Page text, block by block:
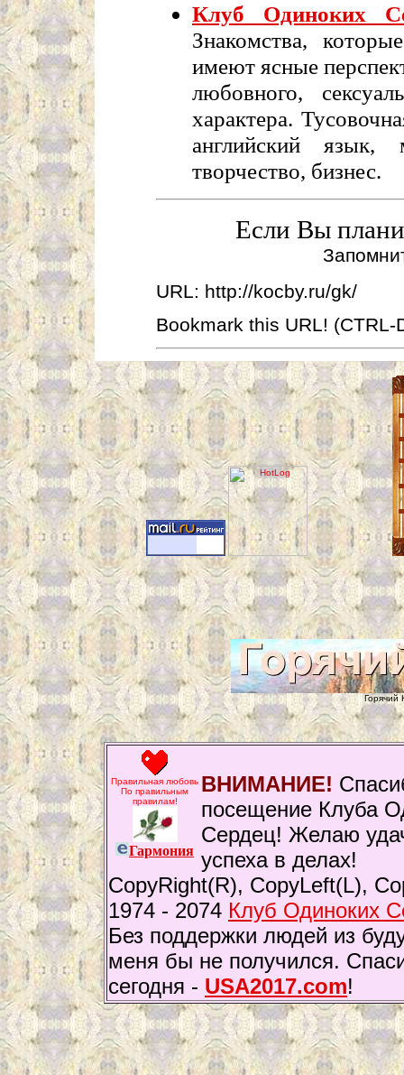
Клуб Одиноких
Знакомства,
имеют ясные
любовного,
характера.
английский язык,
творчество, бизнес.
Если Вы
URL: http://kocby.ru/gk/
Bookmark this URL! (CTRL-
Горячий
Правильная любовь
По правильным
правилам!
Гармония
ВНИМАНИЕ!
посещение Клуба
Сердец! Желаю
успеха в делах!
CopyRight(R), CopyLeft(L),
1974 - 2074 Клуб Одиноких
Без поддержки людей из
меня бы не получился.
сегодня - USA2017.com!